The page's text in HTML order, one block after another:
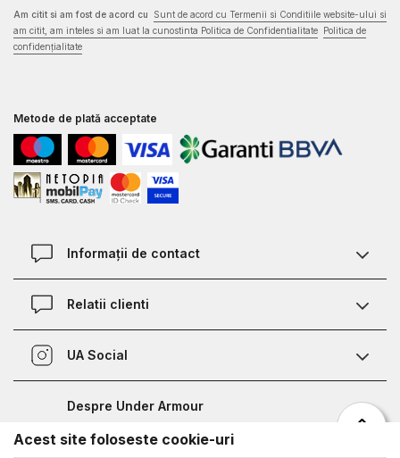
Am citit si am fost de acord cu
Sunt de acord cu Termenii si Conditiile website-ului si
am citit, am inteles si am luat la cunostinta Politica de Confidentialitate
Politica de
confidențialitate
Metode de plată acceptate
Informații de contact
Contact
Defineste marimea
Nota de informare prelucrare date competitii sportive
Relatii clienti
Termeni si conditii
Certificat garantie incaltaminte
UA Social
Despre Under Armour
Despre noi
Acest site foloseste cookie-uri